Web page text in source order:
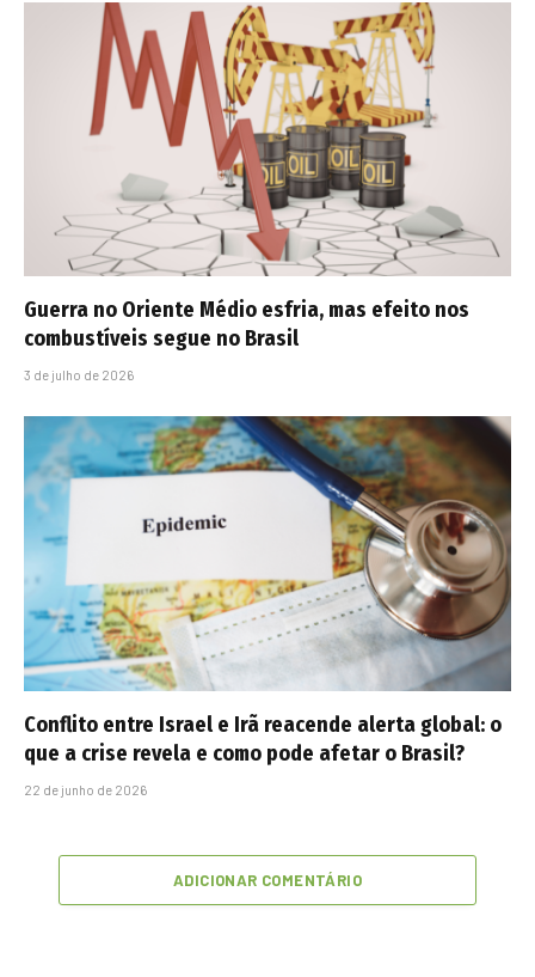
Guerra no Oriente Médio esfria, mas efeito nos
combustíveis segue no Brasil
3 de julho de 2026
Conflito entre Israel e Irã reacende alerta global: o
que a crise revela e como pode afetar o Brasil?
22 de junho de 2026
ADICIONAR COMENTÁRIO